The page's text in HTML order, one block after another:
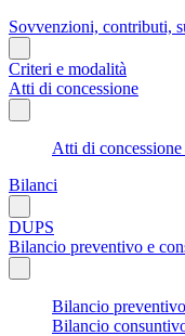
Sovvenzioni, contributi,
Criteri e modalità
Atti di concessione
Atti di
Bilanci
DUPS
Bilancio preventivo e
Bilancio preventivo
Bilancio